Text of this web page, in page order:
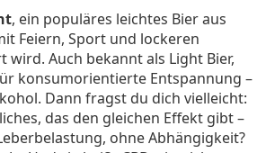
, ein populäres leichtes Bier aus
Feiern, Sport und lockeren
wird. Auch bekannt als Light Bier,
konsumorientierte Entspannung –
Dann fragst du dich vielleicht:
das den gleichen Effekt gibt –
ohne Abhängigkeit?